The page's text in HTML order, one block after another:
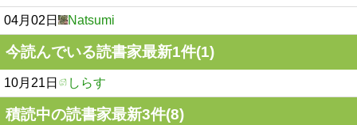
04月02日 Natsumi
今読んでいる読書家最新1件(1)
10月21日 しらす
積読中の読書家最新3件(8)